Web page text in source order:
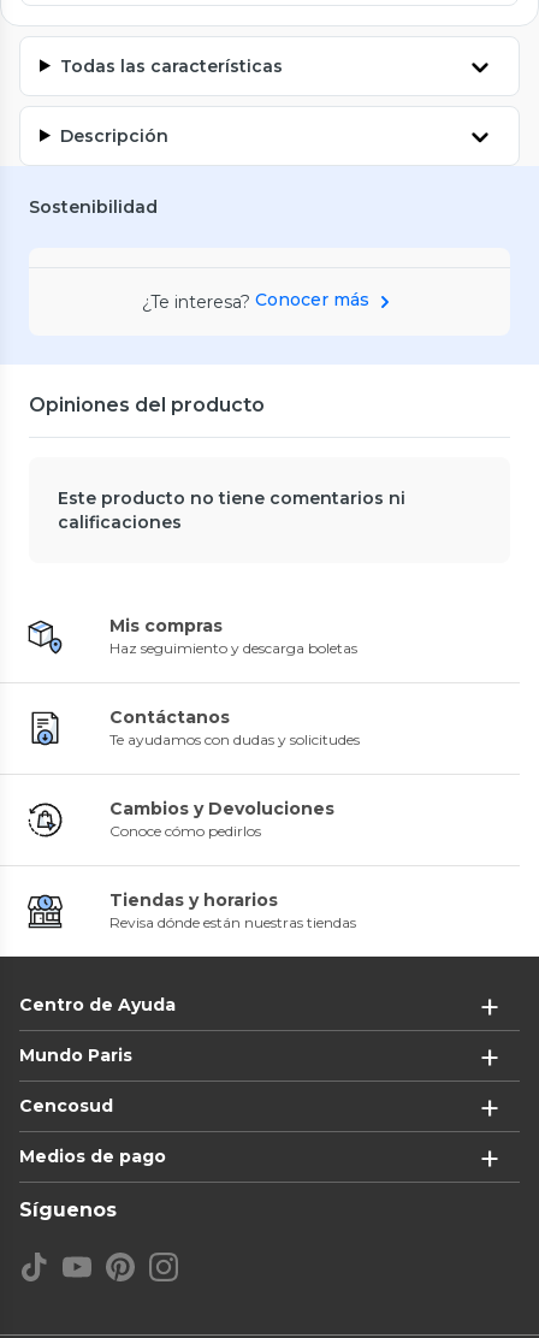
Todas las características
Descripción
Sostenibilidad
¿Te interesa? Conocer más
Opiniones del producto
Este producto no tiene comentarios ni
calificaciones
Mis compras
Haz seguimiento y descarga boletas
Contáctanos
Te ayudamos con dudas y solicitudes
Cambios y Devoluciones
Conoce cómo pedirlos
Tiendas y horarios
Revisa dónde están nuestras tiendas
Centro de Ayuda
Mundo Paris
Cencosud
Medios de pago
Síguenos